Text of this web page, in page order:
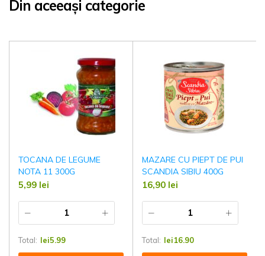
Din aceeași categorie
TOCANA DE LEGUME
NOTA 11 300G
5,99 lei
Total: lei5.99
MAZARE CU PIEPT DE PUI
SCANDIA SIBIU 400G
16,90 lei
Total: lei16.90